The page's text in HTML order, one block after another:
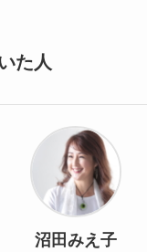
た人
沼田みえ子